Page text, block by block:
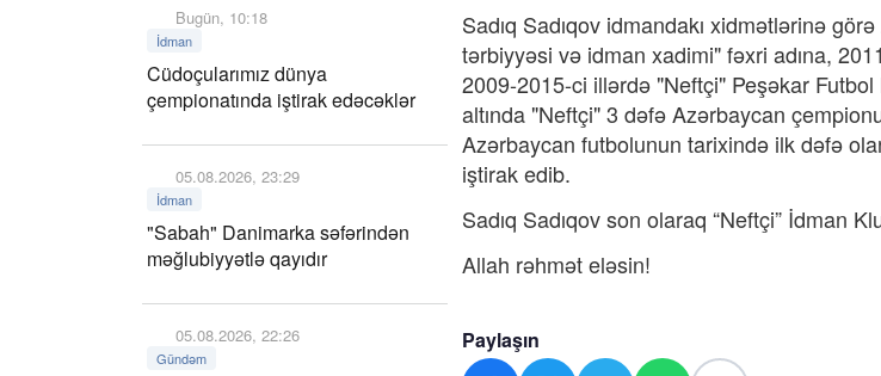
Bugün, 10:18
İdman
Cüdoçularımız dünya
çempionatında iştirak edəcəklər
05.08.2026, 23:29
İdman
"Sabah" Danimarka səfərindən
məğlubiyyətlə qayıdır
05.08.2026, 22:26
Gündəm
Sadıq Sadıqov idmandakı xidmətlərinə
tərbiyyəsi və idman xadimi" fəxri adına,
2009-2015-ci illərdə "Neftçi" Peşəkar
altında "Neftçi" 3 dəfə Azərbaycan
Azərbaycan futbolunun tarixində ilk dəfə
iştirak edib.
Sadıq Sadıqov son olaraq “Neftçi” İdman
Allah rəhmət eləsin!
Paylaşın